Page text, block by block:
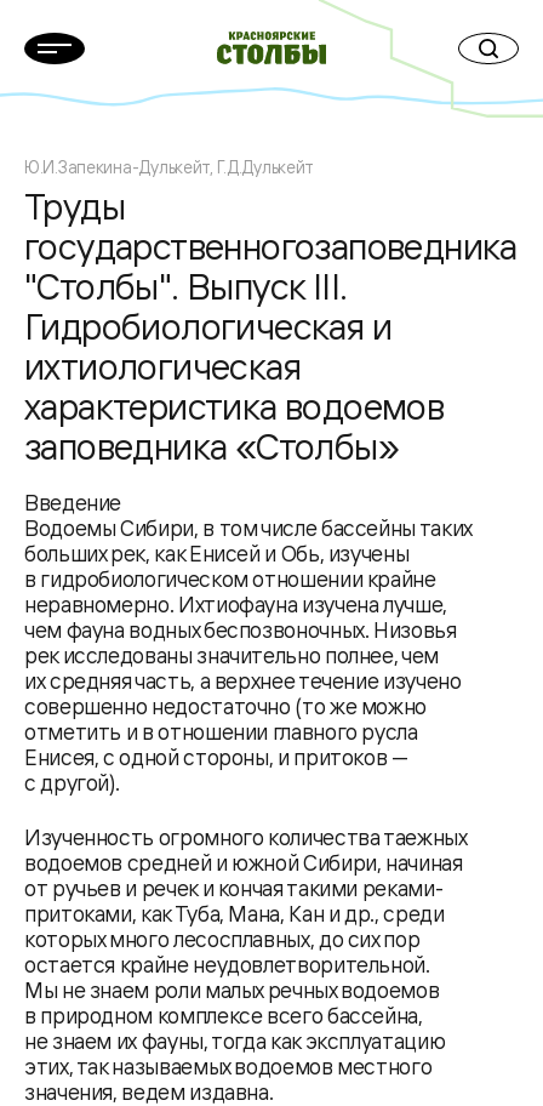
Ю.И.Запекина-Дулькейт, Г.Д.Дулькейт
Труды
государственногозаповедника
"Столбы". Выпуск III.
Гидробиологическая и
ихтиологическая
характеристика водоемов
заповедника «Столбы»
Введение
Водоемы Сибири, в том числе бассейны таких
больших рек, как Енисей и Обь, изучены
в гидробиологическом отношении крайне
неравномерно. Ихтиофауна изучена лучше,
чем фауна водных беспозвоночных. Низовья
рек исследованы значительно полнее, чем
их средняя часть, а верхнее течение изучено
совершенно недостаточно (то же можно
отметить и в отношении главного русла
Енисея, с одной стороны, и притоков —
с другой).
Изученность огромного количества таежных
водоемов средней и южной Сибири, начиная
от ручьев и речек и кончая такими реками-
притоками, как Туба, Мана, Кан и др., среди
которых много лесосплавных, до сих пор
остается крайне неудовлетворительной.
Мы не знаем роли малых речных водоемов
в природном комплексе всего бассейна,
не знаем их фауны, тогда как эксплуатацию
этих, так называемых водоемов местного
значения, ведем издавна.